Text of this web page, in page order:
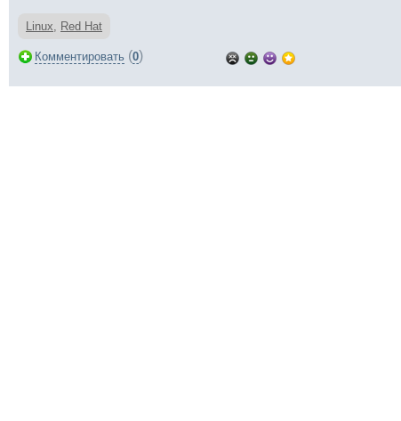
Linux, Red Hat
Комментировать (0)